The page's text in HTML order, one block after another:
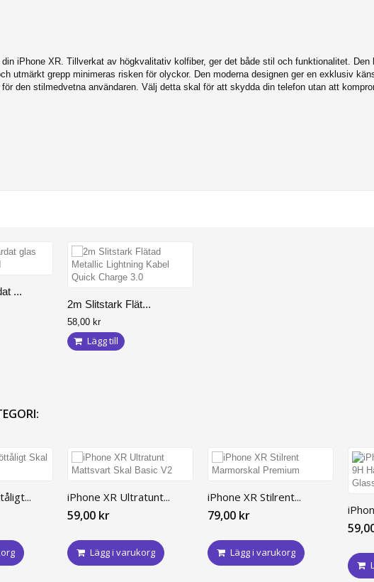
iPhone XR. Tillverkat av högkvalitativ kolfiber, ger det både stil och funktionalitet.
utmärkt grepp minimeras risken för olyckor. Den moderna designen ger en exklusiv
den stilmedvetna användaren. Välj detta skal för att skydda din telefon utan att
...
2m Slitstark Flät...
58,00 kr
Lägg till
iPhone XR Ultratunt...
59,00 kr
Lägg i varukorg
iPhone XR Stilrent...
79,00 kr
Lägg i varukorg